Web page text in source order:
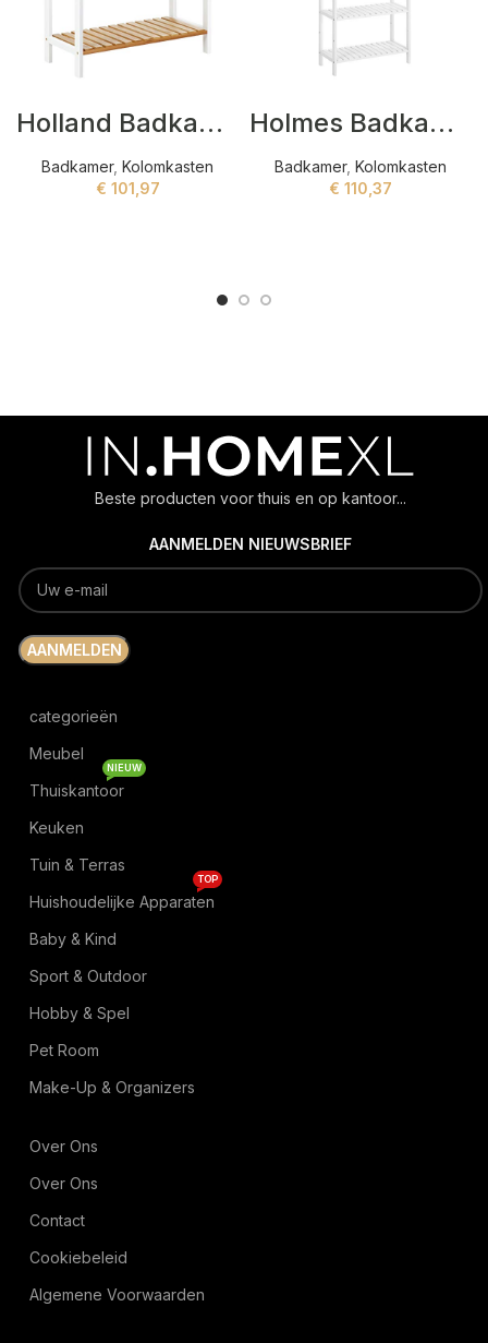
Holland Badkamerreken Wit,Beige
Badkamer, Kolomkasten
€ 101,97
Holmes Badkamerreken Wit
Badkamer, Kolomkasten
€ 110,37
Beste producten voor thuis en op kantoor...
AANMELDEN NIEUWSBRIEF
categorieën
Meubel
Thuiskantoor
NIEUW
Keuken
Tuin & Terras
Huishoudelijke Apparaten
TOP
Baby & Kind
Sport & Outdoor
Hobby & Spel
Pet Room
Make-Up & Organizers
Over Ons
Over Ons
Contact
Cookiebeleid
Algemene Voorwaarden